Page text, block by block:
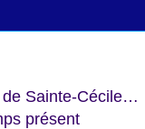
de Sainte-Cécile…
présent